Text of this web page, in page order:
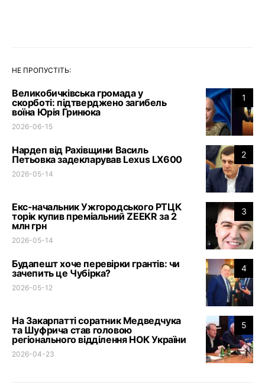
НЕ ПРОПУСТІТЬ:
1
Великобичківська громада у
скорботі: підтверджено загибель
воїна Юрія Гринюка
2026-06-15
2
Нардеп від Рахівщини Василь
Петьовка задекларував Lexus LX600
2026-05-14
3
Екс-начальник Ужгородського РТЦК
торік купив преміальний ZEEKR за 2
млн грн
2026-05-14
4
Будапешт хоче перевірки грантів: чи
зачепить це Чубірка?
2026-05-12
5
На Закарпатті соратник Медведчука
та Шуфрича став головою
регіонального відділення НОК України
2026-04-23